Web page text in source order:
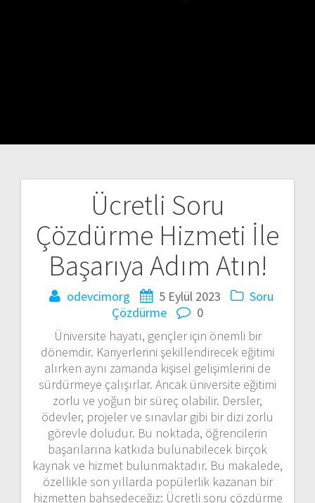
Ücretli Soru
Çözdürme Hizmeti İle
Başarıya Adım Atın!
odevcimorg 5 Eylül 2023
Soru
Çözdürme
0
Üniversite hayatı, gençler için önemli bir
dönemdir. Kariyerlerini şekillendirecek eğitimi
alırken aynı zamanda kişisel gelişimlerini de
sürdürmeye çalışırlar. Ancak üniversite eğitimi
zorlu ve yoğun bir süreç olabilir. Dersler,
ödevler, projeler ve sınavlar gibi bir dizi zorlu
görevle doludur. Bu noktada, öğrencilerin
başarılarına katkıda bulunabilecek birçok
kaynak ve hizmet bulunmaktadır. Bu makalede,
özellikle son yıllarda popülerlik kazanan bir
hizmetten bahsedeceğiz: Ücretli soru çözdürme
gezinmesi